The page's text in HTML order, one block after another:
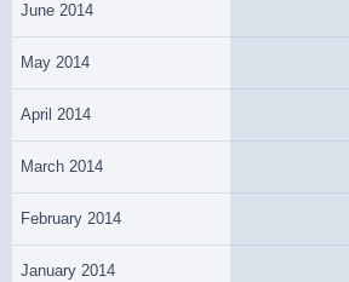
June 2014
May 2014
April 2014
March 2014
February 2014
January 2014